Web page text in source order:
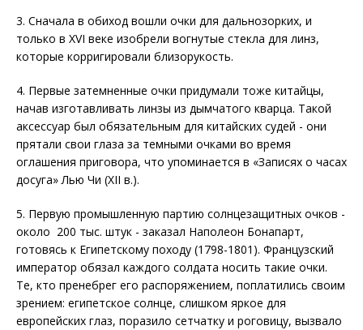
3. Сначала в обиход вошли очки для дальнозорких, и
только в XVI веке изобрели вогнутые стекла для линз,
которые корригировали близорукость.
4. Первые затемненные очки придумали тоже китайцы,
начав изготавливать линзы из дымчатого кварца. Такой
аксессуар был обязательным для китайских судей - они
прятали свои глаза за темными очками во время
оглашения приговора, что упоминается в «Записях о часах
досуга» Лью Чи (XII в.).
5. Первую промышленную партию солнцезащитных очков -
около 200 тыс. штук - заказал Наполеон Бонапарт,
готовясь к Египетскому походу (1798-1801). Французский
император обязал каждого солдата носить такие очки.
Те, кто пренебрег его распоряжением, поплатились своим
зрением: египетское солнце, слишком яркое для
европейских глаз, поразило сетчатку и роговицу, вызвало